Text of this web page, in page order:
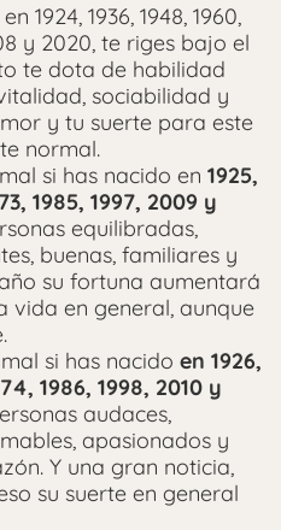
1924, 1936, 1948, 1960,
y 2020, te riges bajo el
te dota de habilidad
sociabilidad y
y tu suerte para este
normal.
si has nacido en 1925,
1985, 1997, 2009 y
equilibradas,
buenas, familiares y
su fortuna aumentará
vida en general, aunque
si has nacido en 1926,
1986, 1998, 2010 y
audaces,
apasionados y
Y una gran noticia,
su suerte en general